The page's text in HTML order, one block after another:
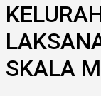
SKALA